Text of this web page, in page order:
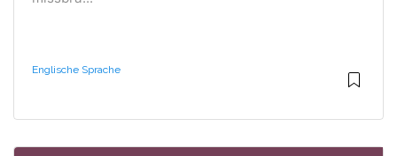
Englische Sprache